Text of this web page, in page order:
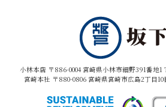
小林本店 〒886-0004 宮崎県小林市細野391番地1
宮崎本社 〒880-0806 宮崎県宮崎市広島2丁目10